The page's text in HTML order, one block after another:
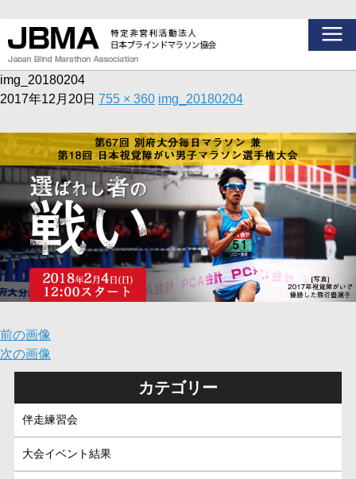
img_20180204
2017年12月20日 755 × 360 img_20180204
前の画像
次の画像
カテゴリー
伴走練習会
大会イベント結果